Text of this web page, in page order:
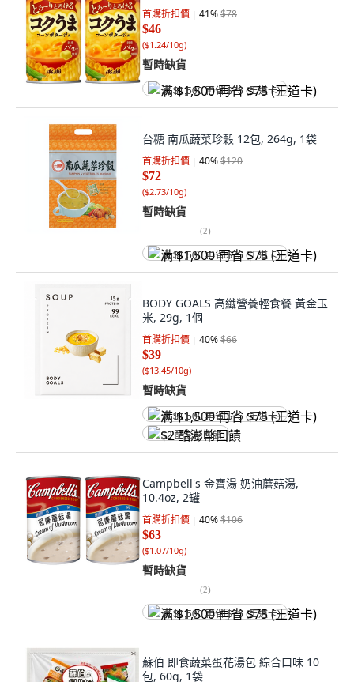
首購折扣價 41%$78
$46
($1.24/10g)
暫時缺貨
满 $1,500 再省 $75 (王道卡)
台糖 南瓜蔬菜珍穀 12包, 264g, 1袋
首購折扣價 40%$120
$72
($2.73/10g)
暫時缺貨
(2)
满 $1,500 再省 $75 (王道卡)
BODY GOALS 高纖營養輕食餐 黃金玉
米, 29g, 1個
首購折扣價 40%$66
$39
($13.45/10g)
暫時缺貨
满 $1,500 再省 $75 (王道卡)
$2 酷澎幣回饋
Campbell's 金寶湯 奶油蘑菇湯,
10.4oz, 2罐
首購折扣價 40%$106
$63
($1.07/10g)
暫時缺貨
(2)
满 $1,500 再省 $75 (王道卡)
蘇伯 即食蔬菜蛋花湯包 綜合口味 10
包, 60g, 1袋